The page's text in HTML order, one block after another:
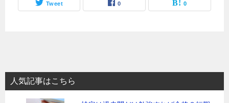
Tweet 0 0
人気記事はこちら